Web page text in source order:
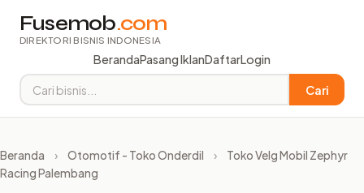
Fusemob.com
DIREKTORI BISNIS INDONESIA
BerandaPasang IklanDaftarLogin
Cari
Beranda › Otomotif - Toko Onderdil ›
Toko Velg Mobil Zephyr
Racing Palembang